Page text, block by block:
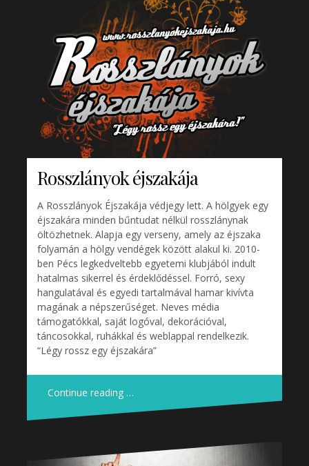
Rosszlányok éjszakája
A Rosszlányok Éjszakája védjegy lett. A hölgyek egy
éjszakára minden bűntudat nélkül rosszlánynak
öltözhetnek. Alapja egy verseny, amely az éjszaka
folyamán a hölgy vendégek között alakul ki. 2010-
ben Pécs legkedveltebb egyetemi klubjából indult
hatalmas sikerrel és érdeklődéssel. Forró, sexy
hangulatával és egyedi tartalmával hamar kivívta
magának a népszerűséget. Neves média
támogatókkal, saját logóval, dekorációval,
táncosokkal, ruhákkal és weblappal rendelkezik.
“Légy rossz egy éjszakára”
Continue reading …